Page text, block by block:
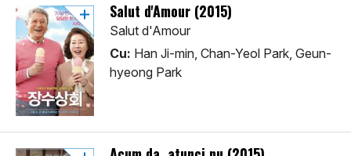
Salut d'Amour (2015)
Salut d'Amour
Cu: Han Ji-min, Chan-Yeol Park, Geun-
hyeong Park